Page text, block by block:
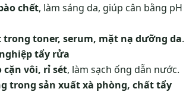
chết, làm sáng da, giúp cân bằng pH
trong toner, serum, mặt nạ dưỡng da.
tẩy rửa
cặn vôi, rỉ sét, làm sạch ống dẫn nước.
trong sản xuất xà phòng, chất tẩy